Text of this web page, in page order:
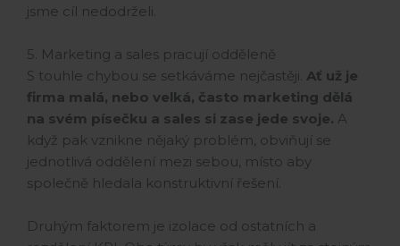
jsme cíl nedodrželi.
5. Marketing a sales pracují odděleně
S touhle chybou se setkáváme nejčastěji. Ať už je
firma malá, nebo velká, často marketing dělá
na svém písečku a sales si zase jede svoje. A
když pak vznikne nějaký problém, obviňují se
jednotlivá oddělení mezi sebou, místo aby
společně hledala konstruktivní řešení.
Druhým faktorem je izolace od ostatních a